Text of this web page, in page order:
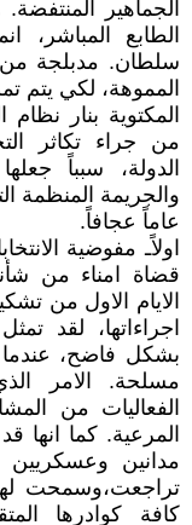
الجماهير
الطابع المباشر،
سلطان. مدبلجة من
المموهة، لكي يتم
المكتوية بنار
من جراء تكاثر
الدولة، سبباً
والجريمة المنظمة
عاماً عجافاً.
اولاًـ مفوضية
قضاة امناء من
الايام الاول من
اجراءاتها، لقد
بشكل فاضح،
مسلحة. الامر
الفعاليات من
المرعية. كما
مدانين
تراجعت،وسمحت
كافة كوادرها